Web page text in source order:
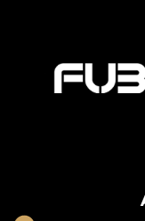
NAŠE